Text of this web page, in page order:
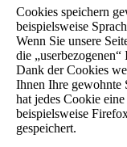
Cookies speichern
beispielsweise
Wenn Sie unsere
die
Dank der Cookies
Ihnen Ihre gewohnte
hat jedes Cookie
beispielsweise
gespeichert.